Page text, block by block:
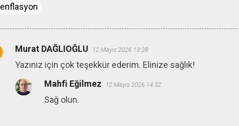
enflasyon
Murat DAĞLIOĞLU 12 Mayıs 2026 13:28
Yazınız için çok teşekkür ederim. Elinize sağlık!
Mahfi Eğilmez 12 Mayıs 2026 14:32
Sağ olun.